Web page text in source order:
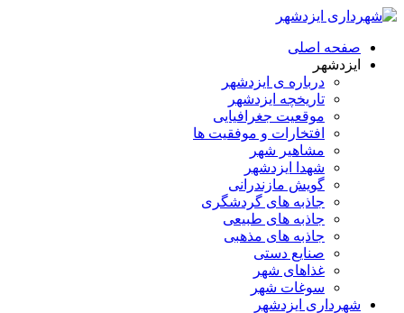
صفحه اصلی
ایزدشهر
درباره ی ایزدشهر
تاریخچه ایزدشهر
موقعیت جغرافیایی
افتخارات و موفقیت ها
مشاهیر شهر
شهدا ایزدشهر
گویش مازندرانی
جاذبه های گردشگری
جاذبه های طبیعی
جاذبه های مذهبی
صنایع دستی
غذاهای شهر
سوغات شهر
شهرداری ایزدشهر